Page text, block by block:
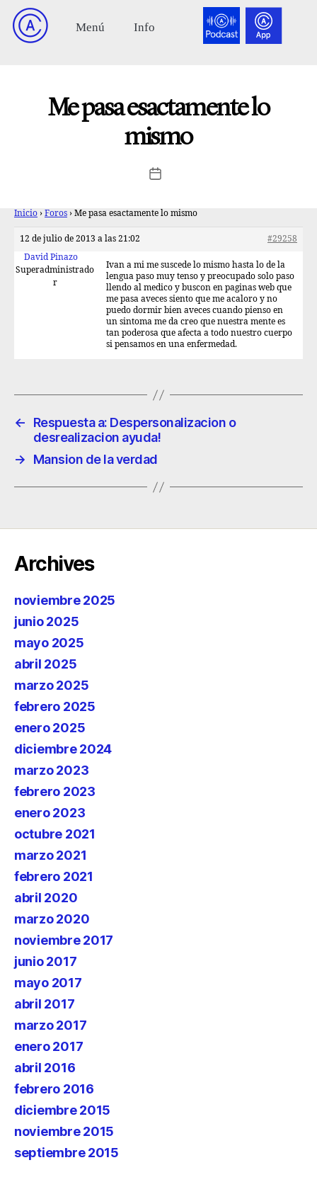
Me pasa esactamente lo
mismo
Inicio › Foros › Me pasa esactamente lo mismo
12 de julio de 2013 a las 21:02
#29258
David Pinazo
Superadministrado
r
Ivan a mi me suscede lo mismo hasta lo de la
lengua paso muy tenso y preocupado solo paso
llendo al medico y buscon en paginas web que
me pasa aveces siento que me acaloro y no
puedo dormir bien aveces cuando pienso en
un sintoma me da creo que nuestra mente es
tan poderosa que afecta a todo nuestro cuerpo
si pensamos en una enfermedad.
←
Respuesta a: Despersonalizacion o
desrealizacion ayuda!
→
Mansion de la verdad
Archives
noviembre 2025
junio 2025
mayo 2025
abril 2025
marzo 2025
febrero 2025
enero 2025
diciembre 2024
marzo 2023
febrero 2023
enero 2023
octubre 2021
marzo 2021
febrero 2021
abril 2020
marzo 2020
noviembre 2017
junio 2017
mayo 2017
abril 2017
marzo 2017
enero 2017
abril 2016
febrero 2016
diciembre 2015
noviembre 2015
septiembre 2015